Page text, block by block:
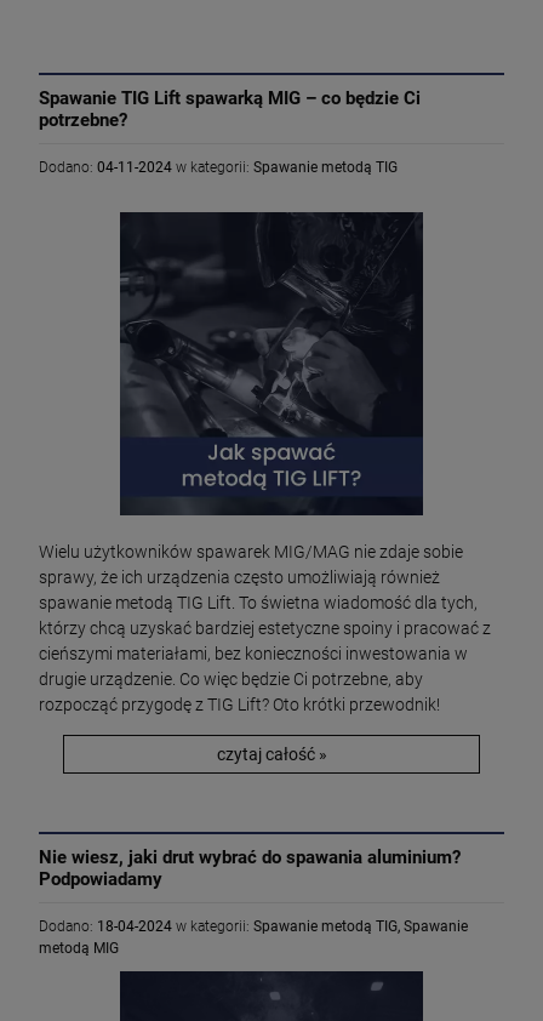
Spawanie TIG Lift spawarką MIG – co będzie Ci
potrzebne?
Dodano: 04-11-2024 w kategorii: Spawanie metodą TIG
Wielu użytkowników spawarek MIG/MAG nie zdaje sobie
sprawy, że ich urządzenia często umożliwiają również
spawanie metodą TIG Lift. To świetna wiadomość dla tych,
którzy chcą uzyskać bardziej estetyczne spoiny i pracować z
cieńszymi materiałami, bez konieczności inwestowania w
drugie urządzenie. Co więc będzie Ci potrzebne, aby
rozpocząć przygodę z TIG Lift? Oto krótki przewodnik!
czytaj całość »
Nie wiesz, jaki drut wybrać do spawania aluminium?
Podpowiadamy
Dodano: 18-04-2024 w kategorii: Spawanie metodą TIG, Spawanie
metodą MIG